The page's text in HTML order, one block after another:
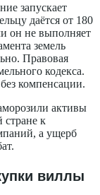
запускает
даётся от 180
он не выполняет
земель
Правовая
кодекса.
компенсации.
активы
стране к
а ущерб
виллы